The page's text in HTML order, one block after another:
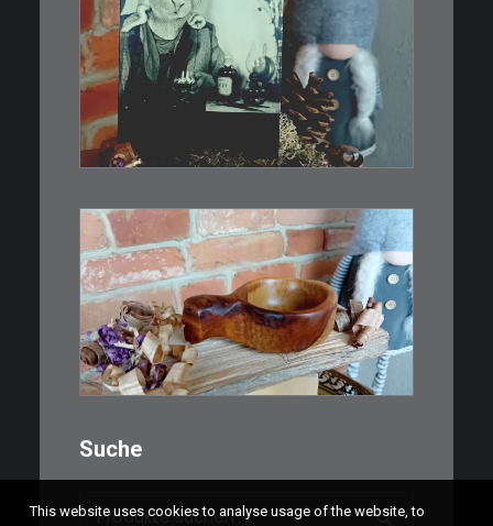
€3,00
Limitierte Auflage. Original:
Abzug von…
€15,00
Ein Holzbecher im Wikinger-Stil.
Inspiriert…
Suche
Suchen
This website uses cookies to analyse usage of the website, to